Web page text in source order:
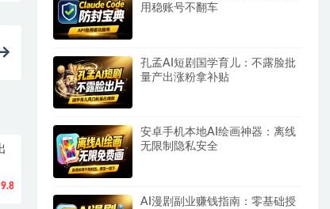
9.8
用稳账号不翻车
孔孟AI短剧国学育儿：不露脸批
量产出涨粉拿补贴
安卓手机本地AI绘画神器：离线
无限制隐私安全
AI漫剧副业赚钱指南：零基础授